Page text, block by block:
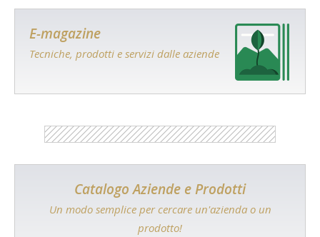
E-magazine
Tecniche, prodotti e servizi dalle aziende
Catalogo Aziende e Prodotti
Un modo semplice per cercare un'azienda o un
prodotto!